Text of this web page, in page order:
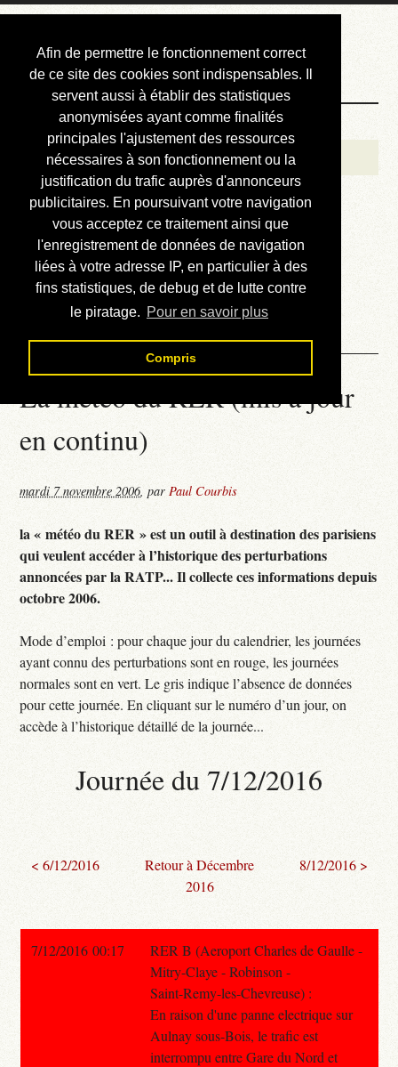
Afin de permettre le fonctionnement correct
de ce site des cookies sont indispensables. Il
servent aussi à établir des statistiques
anonymisées ayant comme finalités
principales l'ajustement des ressources
nécessaires à son fonctionnement ou la
justification du trafic auprès d'annonceurs
publicitaires. En poursuivant votre navigation
vous acceptez ce traitement ainsi que
l'enregistrement de données de navigation
liées à votre adresse IP, en particulier à des
fins statistiques, de debug et de lutte contre
le piratage. Pour en savoir plus
Compris
Courbis, « LE »
Blog Officiel
Bienvenue
Réalisations
Divers (et d’été)
Annonces
Liens externes
Téléchargement
Contact
La météo du RER (mis à jour
en continu)
mardi 7 novembre 2006,parPaul Courbis
la « météo du RER » est un outil à destination des parisiens
qui veulent accéder à l’historique des perturbations
annoncées par la RATP... Il collecte ces informations depuis
octobre 2006.
Mode d’emploi : pour chaque jour du calendrier, les journées
ayant connu des perturbations sont en rouge, les journées
normales sont en vert. Le gris indique l’absence de données
pour cette journée. En cliquant sur le numéro d’un jour, on
accède à l’historique détaillé de la journée...
Journée du 7/12/2016
< 6/12/2016
Retour à Décembre
2016
8/12/2016 >
7/12/2016 00:17
RER B (Aeroport Charles de Gaulle -
Mitry-Claye - Robinson -
Saint-Remy-les-Chevreuse) :
En raison d'une panne electrique sur
Aulnay sous-Bois, le trafic est
interrompu entre Gare du Nord et